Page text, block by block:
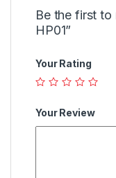
Be the first to
HP01”
Your Rating
Your Review